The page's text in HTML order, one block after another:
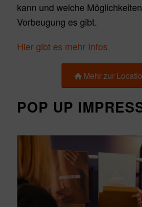
kann und welche
Vorbeugung es gibt.
Hier gibt es mehr Infos
Mehr zur
POP UP